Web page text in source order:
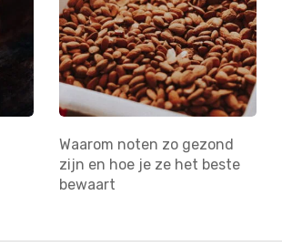
Waarom noten zo gezond
zijn en hoe je ze het beste
bewaart